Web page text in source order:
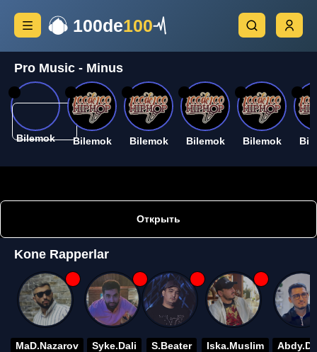
100de100
Pro Music - Minus
Bilemok Bilemok Bilemok Bilemok Bilemok
Открыть
Kone Rapperlar
MaD.Nazarov Syke.Dali S.Beater Iska.Muslim